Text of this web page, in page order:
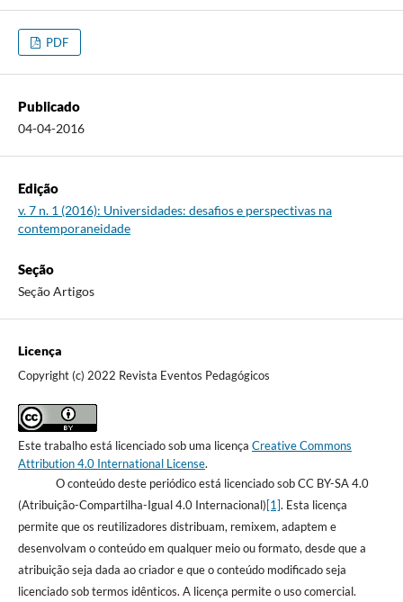
PDF
Publicado
04-04-2016
Edição
v. 7 n. 1 (2016): Universidades: desafios e perspectivas na
contemporaneidade
Seção
Seção Artigos
Licença
Copyright (c) 2022 Revista Eventos Pedagógicos
Este trabalho está licenciado sob uma licença Creative Commons
Attribution 4.0 International License.
O conteúdo deste periódico está licenciado sob CC BY-SA 4.0
(Atribuição-Compartilha-Igual 4.0 Internacional)[1]. Esta licença
permite que os reutilizadores distribuam, remixem, adaptem e
desenvolvam o conteúdo em qualquer meio ou formato, desde que a
atribuição seja dada ao criador e que o conteúdo modificado seja
licenciado sob termos idênticos. A licença permite o uso comercial.